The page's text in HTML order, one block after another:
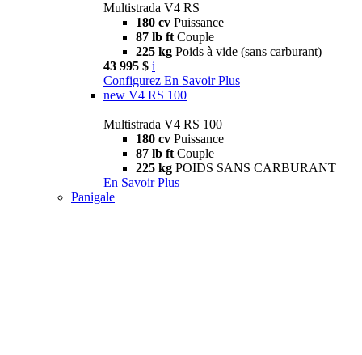
Multistrada V4 RS
180 cv Puissance
87 lb ft Couple
225 kg Poids à vide (sans carburant)
43 995 $ i
Configurez En Savoir Plus
new V4 RS 100
Multistrada V4 RS 100
180 cv Puissance
87 lb ft Couple
225 kg POIDS SANS CARBURANT
En Savoir Plus
Panigale